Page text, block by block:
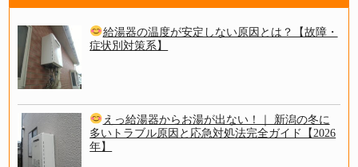
給湯器の温度が安定しない原因とは？【故障・
症状別対策系】
えっ給湯器からお湯が出ない！｜ 新潟の冬に
多いトラブル原因と応急対処法完全ガイド【2026
年】